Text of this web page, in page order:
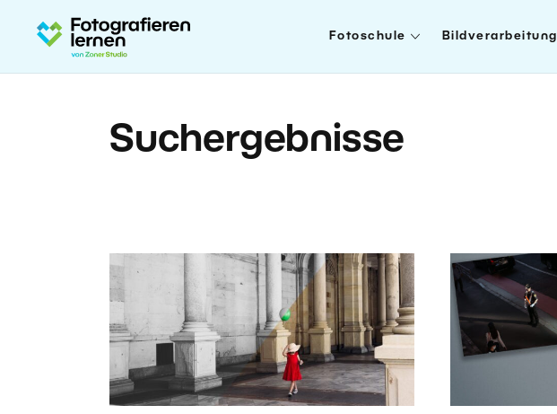
Fotoschule Bildverarbeitung
Suchergebnisse